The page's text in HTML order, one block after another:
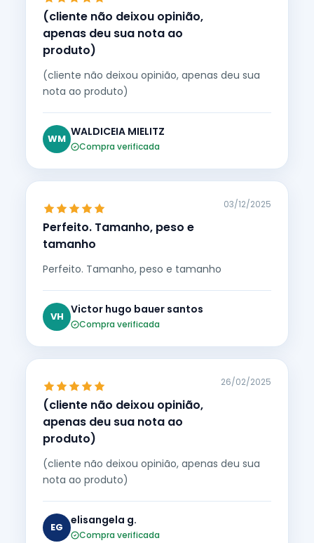
(cliente não deixou opinião,
apenas deu sua nota ao
produto)
(cliente não deixou opinião, apenas deu sua
nota ao produto)
WM
WALDICEIA MIELITZ
Compra verificada
Perfeito. Tamanho, peso e
tamanho
03/12/2025
Perfeito. Tamanho, peso e tamanho
VH
Victor hugo bauer santos
Compra verificada
(cliente não deixou opinião,
apenas deu sua nota ao
produto)
26/02/2025
(cliente não deixou opinião, apenas deu sua
nota ao produto)
EG
elisangela g.
Compra verificada